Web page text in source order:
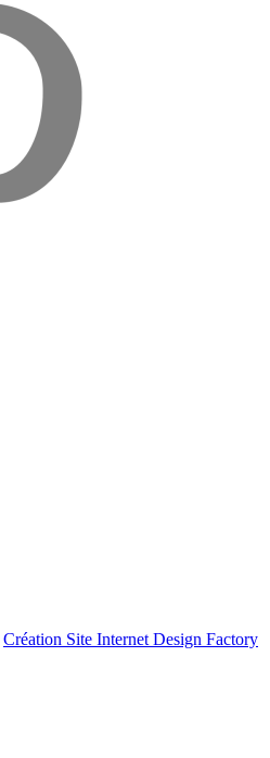
Création Site Internet Design Factory